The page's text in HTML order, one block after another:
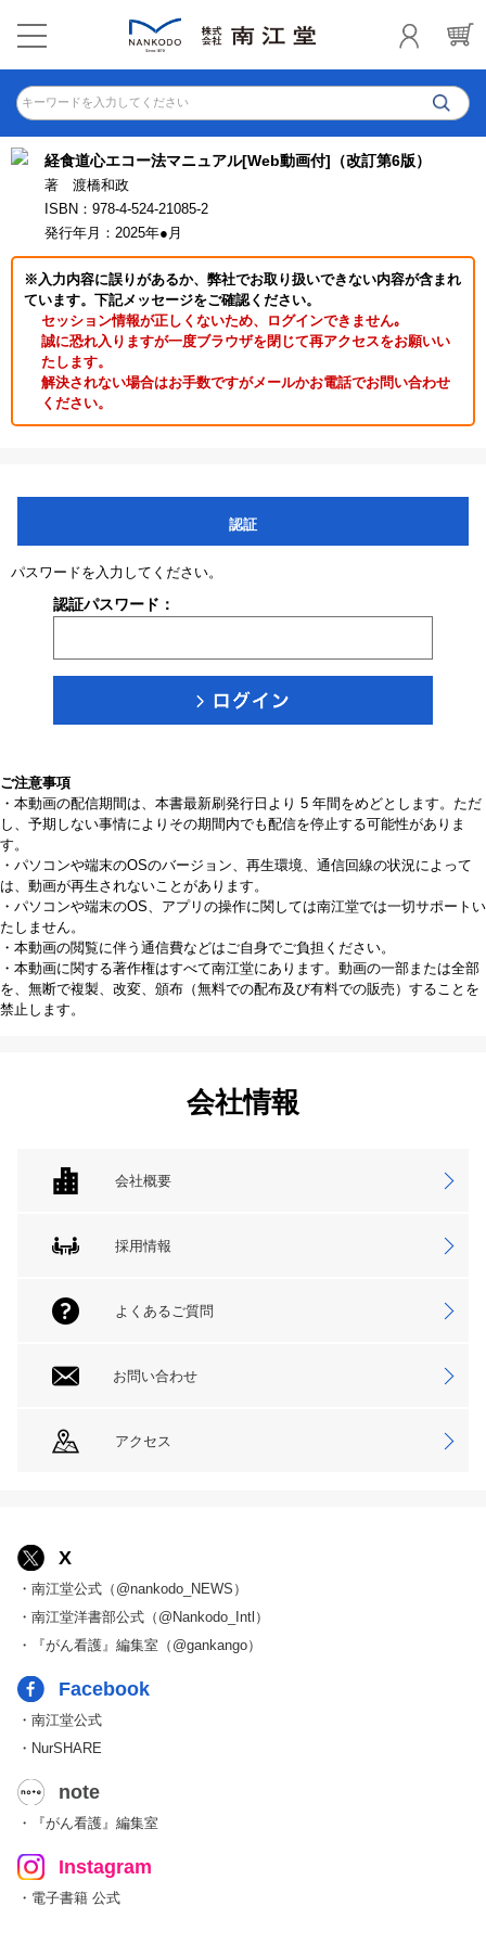
キーワードを入力してください
経食道心エコー法マニュアル[Web動画付]（改訂第6版）
著 渡橋和政
ISBN：978-4-524-21085-2
発行年月：2025年●月
※入力内容に誤りがあるか、弊社でお取り扱いできない内容が含まれ
ています。下記メッセージをご確認ください。
セッション情報が正しくないため、ログインできません｡
誠に恐れ入りますが一度ブラウザを閉じて再アクセスをお願いい
たします。
解決されない場合はお手数ですがメールかお電話でお問い合わせ
ください。
認証
パスワードを入力してください。
認証パスワード：
ご注意事項
・本動画の配信期間は、本書最新刷発行日より 5 年間をめどとします。ただ
し、予期しない事情によりその期間内でも配信を停止する可能性がありま
す。
・パソコンや端末のOSのバージョン、再生環境、通信回線の状況によって
は、動画が再生されないことがあります。
・パソコンや端末のOS、アプリの操作に関しては南江堂では一切サポートい
たしません。
・本動画の閲覧に伴う通信費などはご自身でご負担ください。
・本動画に関する著作権はすべて南江堂にあります。動画の一部または全部
を、無断で複製、改変、頒布（無料での配布及び有料での販売）することを
禁止します。
会社情報
会社概要
採用情報
よくあるご質問
お問い合わせ
アクセス
X
・南江堂公式（@nankodo_NEWS）
・南江堂洋書部公式（@Nankodo_Intl）
・『がん看護』編集室（@gankango）
Facebook
・南江堂公式
・NurSHARE
note
・『がん看護』編集室
Instagram
・電子書籍 公式